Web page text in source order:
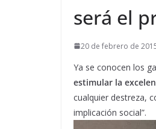
será el
20 de febrero de
Ya se conocen los
estimular la
cualquier destreza,
implicación social”.